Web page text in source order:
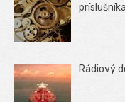
Rádiový